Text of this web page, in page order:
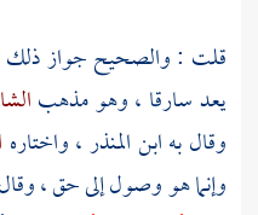
قلت : والصحيح جواز ذلك
يعد سارقا ، وهو مذهب
وقال بهابن المنذر، واختاره
وإنما هو وصول إلى حق ،